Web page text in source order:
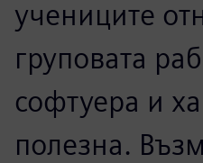
който идва с
Д-р Карл Дивър, Директор
индустрия 4.0“,
университет